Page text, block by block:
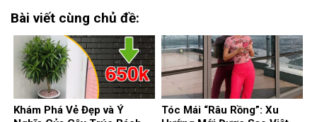
Bài viết cùng chủ đề:
Khám Phá Vẻ Đẹp và Ý
Tóc Mái “Râu Rồng”: Xu